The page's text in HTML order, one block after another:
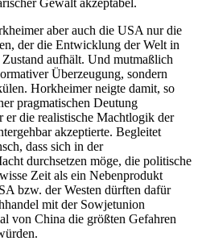
aber auch die USA nur die
der die Entwicklung der Welt in
aufhält. Und mutmaßlich
Überzeugung, sondern
Horkheimer neigte damit, so
pragmatischen Deutung
die realistische Machtlogik der
akzeptierte. Begleitet
dass sich in der
durchsetzen möge, die politische
Zeit als ein Nebenprodukt
bzw. der Westen dürften dafür
mit der Sowjetunion
von China die größten Gefahren